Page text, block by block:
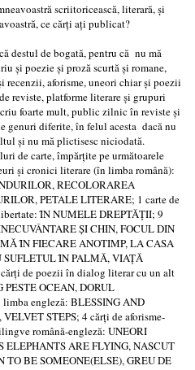
scriitoricească, literară, și
ce cărți ați publicat?
destul de bogată, pentru că nu mă
și poezie și proză scurtă și romane,
aforisme, uneori chiar și poezii
reviste, platforme literare și grupuri
foarte mult, public zilnic în reviste și
genuri diferite, în felul acesta dacă nu
și nu mă plictisesc niciodată.
de carte, împărțite pe următoarele
și cronici literare (în limba română):
RECOLORAREA
PETALE LITERARE; 1 carte de
ȊN NUMELE DREPTĂŢII; 9
ŞI CHIN, FOCUL DIN
ȊN FIECARE ANOTIMP, LA CASA
ȊN PALMĂ, VIAŢĂ
de poezii în dialog literar cu un alt
OCEAN, DORUL
engleză: BLESSING AND
STEPS; 4 cărți de aforisme-
română-engleză: UNEORI
ARE FLYING, NASCUT
BE SOMEONE(ELSE), GREU DE